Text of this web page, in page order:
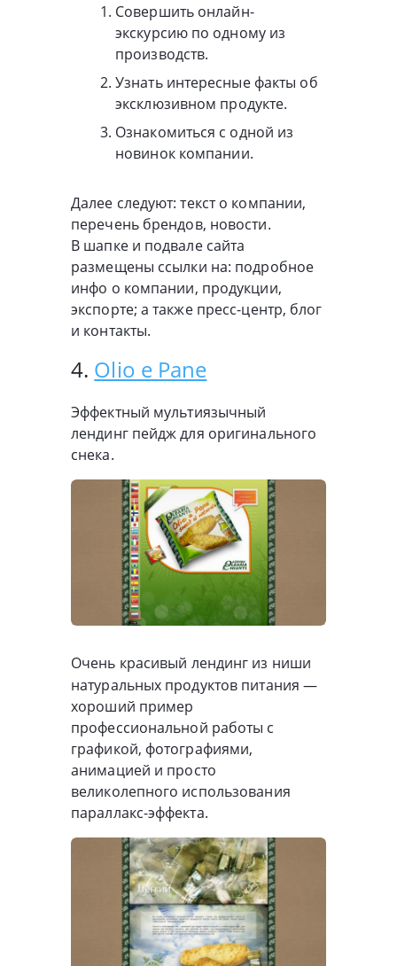
Совершить онлайн-
экскурсию по одному из
производств.
Узнать интересные факты об
эксклюзивном продукте.
Ознакомиться с одной из
новинок компании.
Далее следуют: текст о компании,
перечень брендов, новости.
В шапке и подвале сайта
размещены ссылки на: подробное
инфо о компании, продукции,
экспорте; а также пресс-центр, блог
и контакты.
4. Olio e Pane
Эффектный мультиязычный
лендинг пейдж для оригинального
снека.
Очень красивый лендинг из ниши
натуральных продуктов питания —
хороший пример
профессиональной работы с
графикой, фотографиями,
анимацией и просто
великолепного использования
параллакс-эффекта.